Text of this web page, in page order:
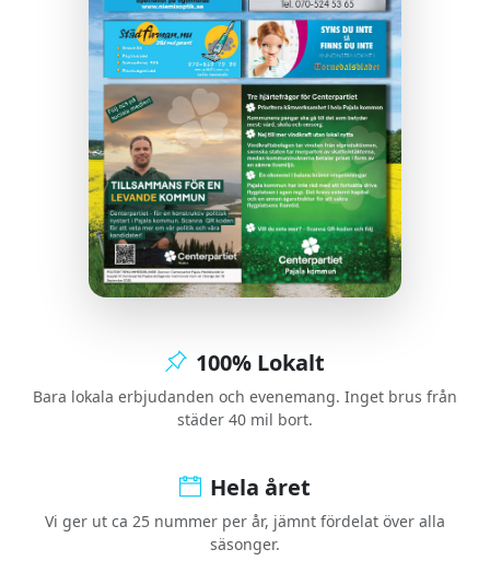
100% Lokalt
Bara lokala erbjudanden och evenemang. Inget brus från
städer 40 mil bort.
Hela året
Vi ger ut ca 25 nummer per år, jämnt fördelat över alla
säsonger.